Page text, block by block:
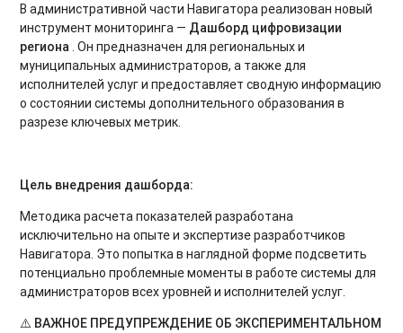
В административной части Навигатора реализован новый
инструмент мониторинга — Дашборд цифровизации
региона. Он предназначен для региональных и
муниципальных администраторов, а также для
исполнителей услуг и предоставляет сводную информацию
о состоянии системы дополнительного образования в
разрезе ключевых метрик.
Цель внедрения дашборда:
Методика расчета показателей разработана
исключительно на опыте и экспертизе разработчиков
Навигатора. Это попытка в наглядной форме подсветить
потенциально проблемные моменты в работе системы для
администраторов всех уровней и исполнителей услуг.
⚠️ ВАЖНОЕ ПРЕДУПРЕЖДЕНИЕ ОБ ЭКСПЕРИМЕНТАЛЬНОМ